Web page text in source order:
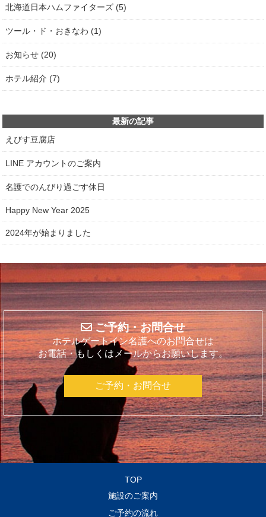
北海道日本ハムファイターズ (5)
ツール・ド・おきなわ (1)
お知らせ (20)
ホテル紹介 (7)
最新の記事
えびす豆腐店
LINE アカウントのご案内
名護でのんびり過ごす休日
Happy New Year 2025
2024年が始まりました
ご予約・お問合せ
ホテルゲートイン名護へのお問合せは
お電話・もしくはメールからお願いします。
ご予約・お問合せ
TOP
施設のご案内
ご予約の流れ